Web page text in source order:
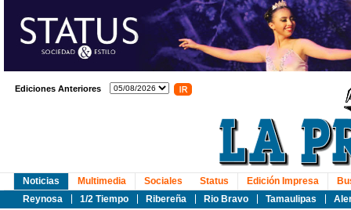
Ediciones Anteriores
Noticias
Reynosa
1/2 Tiempo Ribereña Rio Bravo Tamaulipas
Multimedia Sociales Status Edición Impresa